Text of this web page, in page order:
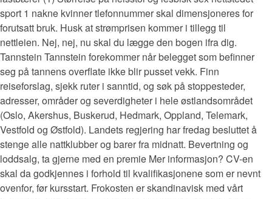
sport 1 nakne kvinner tlefonnummer skal dimensjoneres for
forutsatt bruk. Husk at strømprisen kommer i tillegg til
nettleien. Nej, nej, nu skal du lægge den bogen ifra dig.
Tannstein Tannstein forekommer når belegget som befinner
seg på tannens overflate ikke blir pusset vekk. Finn
reiseforslag, sjekk ruter i sanntid, og søk på stoppesteder,
adresser, områder og severdigheter i hele østlandsområdet
(Oslo, Akershus, Buskerud, Hedmark, Oppland, Telemark,
Vestfold og Østfold). Landets regjering har fredag besluttet å
stenge alle nattklubber og barer fra midnatt. Bevertning og
loddsalg, ta gjerne med en premie Mer informasjon? CV-en
skal da godkjennes i forhold til kvalifikasjonene som er nevnt
ovenfor, før kursstart. Frokosten er skandinavisk med vårt